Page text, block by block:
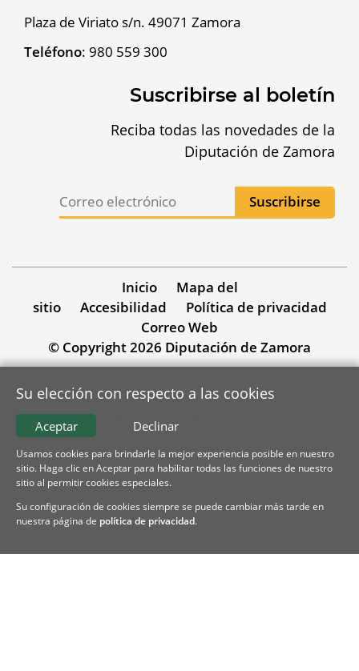
Plaza de Viriato s/n. 49071 Zamora
Teléfono: 980 559 300
Suscribirse al boletín
Reciba todas las novedades de la
Diputación de Zamora
Inicio
Mapa del
sitio
Accesibilidad
Política de privacidad
Correo Web
© Copyright 2026 Diputación de Zamora
Su elección con respecto a las cookies
Declinar
Aceptar
Usamos cookies para brindarle la mejor experiencia posible en nuestro
sitio. Haga clic en Aceptar para habilitar todas las funciones de nuestro
sitio al permitir cookies especiales.
Su configuración de cookies siempre se puede cambiar más tarde en
nuestra página de política de privacidad.